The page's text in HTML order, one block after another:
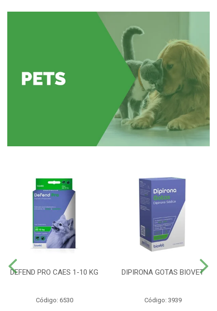
DEFEND PRO CAES 1-10 KG
Código: 6530
DIPIRONA GOTAS BIOVET
Código: 3939